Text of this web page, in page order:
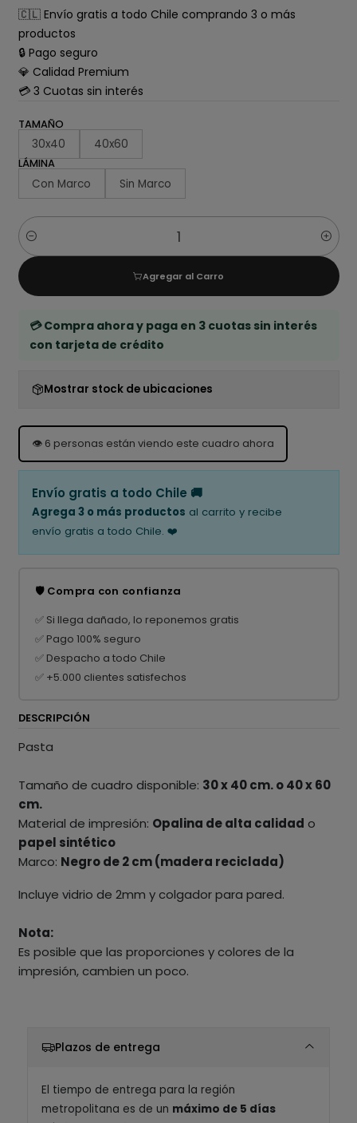
🇨🇱 Envío gratis a todo Chile comprando 3 o más
productos
🔒 Pago seguro
💎 Calidad Premium
💳 3 Cuotas sin interés
TAMAÑO
30x40 40x60
LÁMINA
Con Marco Sin Marco
Cantidad
Agregar al Carro
💳 Compra ahora y paga en 3 cuotas sin interés
con tarjeta de crédito
Mostrar stock de ubicaciones
👁️ 6 personas están viendo este cuadro ahora
Envío gratis a todo Chile 🚚
Agrega 3 o más productos al carrito y recibe
envío gratis a todo Chile. ❤️
🛡️ Compra con confianza
✅ Si llega dañado, lo reponemos gratis
✅ Pago 100% seguro
✅ Despacho a todo Chile
✅ +5.000 clientes satisfechos
DESCRIPCIÓN
Pasta
Tamaño de cuadro disponible: 30 x 40 cm. o 40 x 60
cm.
Material de impresión: Opalina de alta calidad o
papel sintético
Marco: Negro de 2 cm (madera reciclada)
Incluye vidrio de 2mm y colgador para pared.
Nota:
Es posible que las proporciones y colores de la
impresión, cambien un poco.
Plazos de entrega
El tiempo de entrega para la región
metropolitana es de un máximo de 5 días